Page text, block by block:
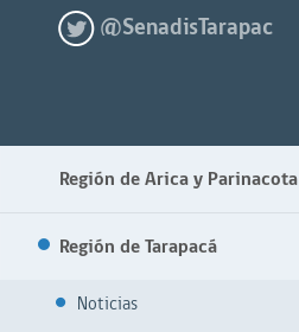
@SenadisTarapac
Región de Arica y Parinacota
Región de Tarapacá
Noticias